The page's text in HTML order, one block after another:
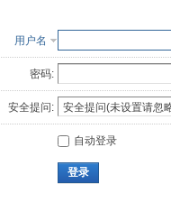
用户名
密码:
安全提问:
自动登录
登录